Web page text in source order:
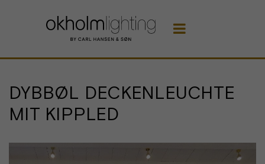

DYBBØL DECKENLEUCHTE
MIT KIPPLED